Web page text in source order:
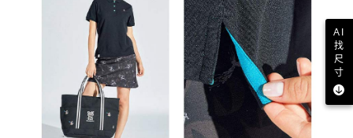
AI
找
尺
寸